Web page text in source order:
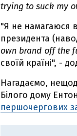
trying to suck my
"Я не намагаюся
президента
own brand off the
своїй країні", -
Нагадаємо,
Білого дому
першочергових